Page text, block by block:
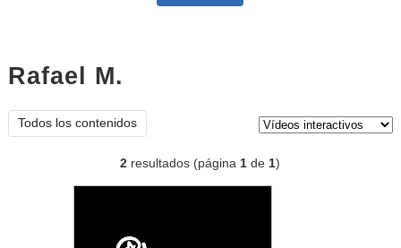
Rafael M.
Todos los contenidos
2 resultados (página1 de1)